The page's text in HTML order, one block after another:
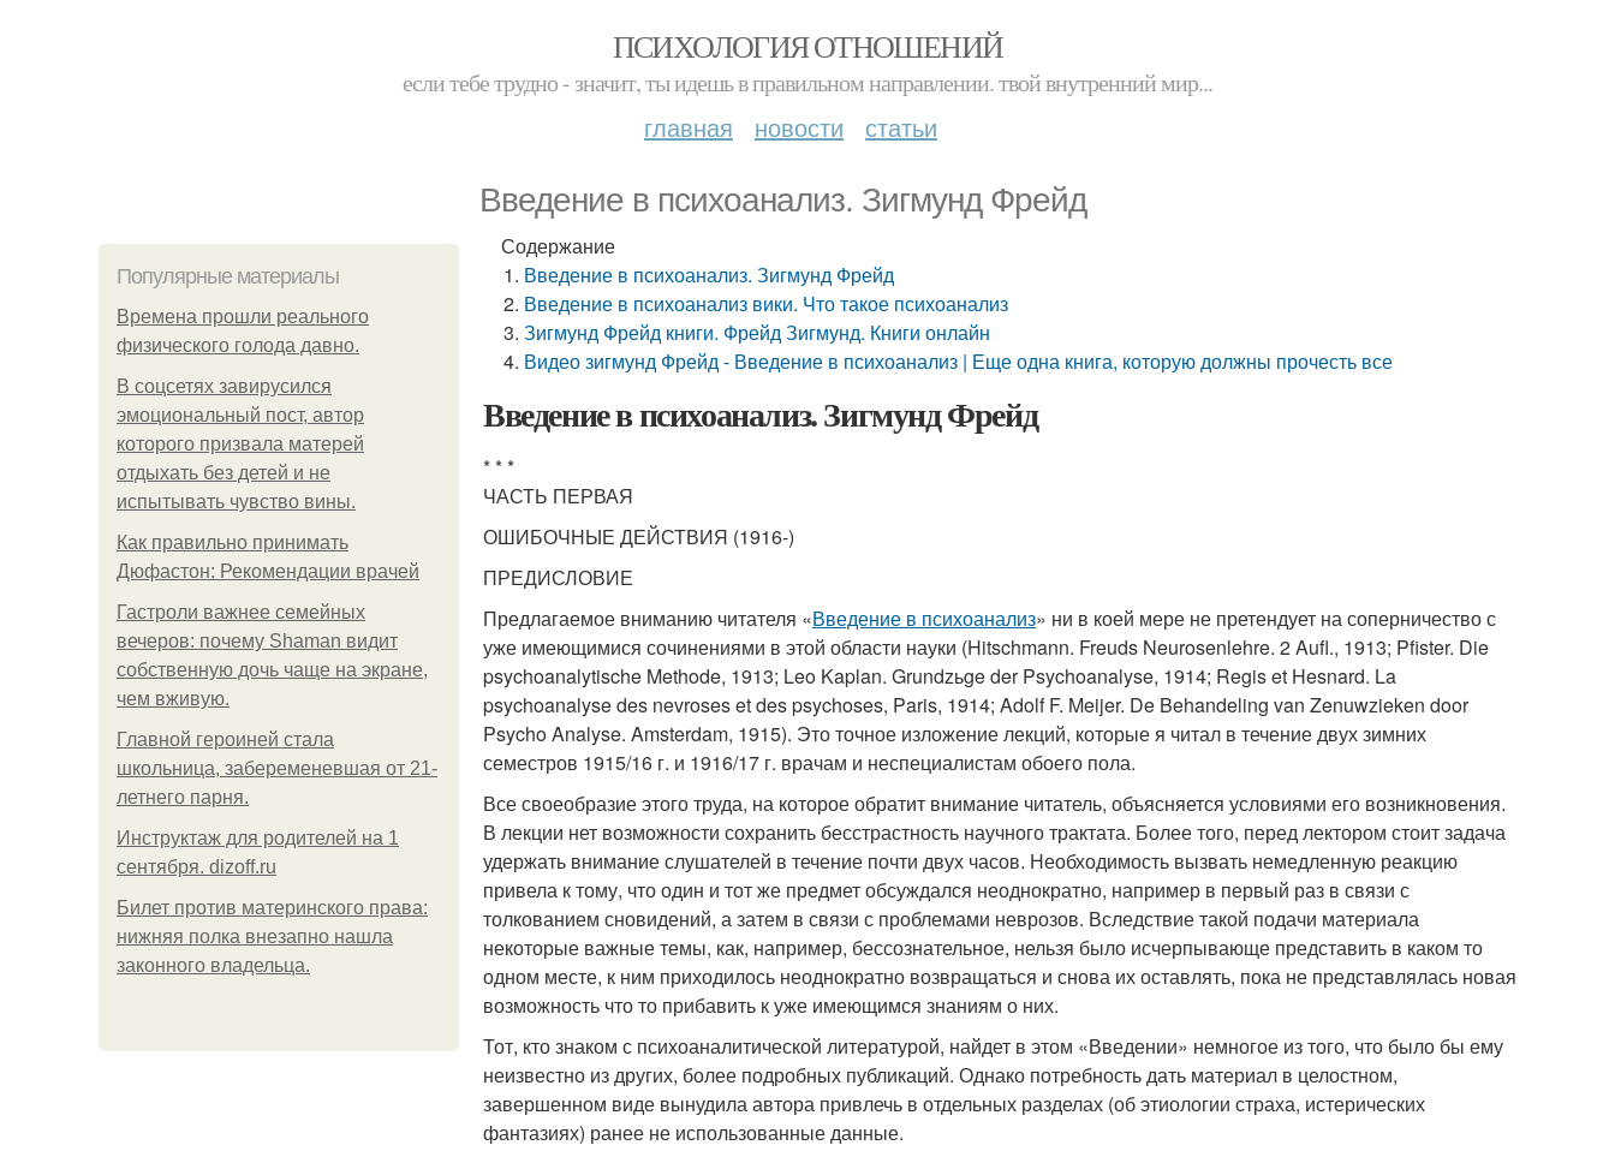
ПСИХОЛОГИЯ ОТНОШЕНИЙ
если тебе трудно - значит, ты идешь в правильном направлении. твой внутренний мир...
главная новости статьи
Введение в психоанализ. Зигмунд Фрейд
Популярные материалы
Bpeмена прошли реального
физического голода давно.
В соцсетях завирусился
эмоциональный пост, автор
которого призвала матерей
отдыхать без детей и не
испытывать чувство вины.
Как правильно принимать
Дюфастон: Рекомендации врачей
Гастроли важнее семейных
вечеров: почему Shaman видит
собственную дочь чаще на экране,
чем вживую.
Главной героиней стала
школьница, забеременевшая от 21-
летнего парня.
Инструктаж для родителей на 1
сентября. dizoff.ru
Билет против материнского права:
нижняя полка внезапно нашла
законного владельца.
Содержание
Введение в психоанализ. Зигмунд Фрейд
Введение в психоанализ вики. Что такое психоанализ
Зигмунд Фрейд книги. Фрейд Зигмунд. Книги онлайн
Видео зигмунд Фрейд - Введение в психоанализ | Еще одна книга, которую должны прочесть все
Введение в психоанализ. Зигмунд Фрейд
* * *
ЧАСТЬ ПЕРВАЯ
ОШИБОЧНЫЕ ДЕЙСТВИЯ (1916-)
ПРЕДИСЛОВИЕ
Предлагаемое вниманию читателя «Введение в психоанализ» ни в коей мере не претендует на соперничество с
уже имеющимися сочинениями в этой области науки (Hitschmann. Freuds Neurosenlehre. 2 Aufl., 1913; Pfister. Die
psychoanalytische Methode, 1913; Leo Kaplan. Grundzьge der Psychoanalyse, 1914; Regis et Hesnard. La
psychoanalyse des nevroses et des psychoses, Paris, 1914; Adolf F. Meijer. De Behandeling van Zenuwzieken door
Psycho Analyse. Amsterdam, 1915). Это точное изложение лекций, которые я читал в течение двух зимних
семестров 1915/16 г. и 1916/17 г. врачам и неспециалистам обоего пола.
Все своеобразие этого труда, на которое обратит внимание читатель, объясняется условиями его возникновения.
В лекции нет возможности сохранить бесстрастность научного трактата. Более того, перед лектором стоит задача
удержать внимание слушателей в течение почти двух часов. Необходимость вызвать немедленную реакцию
привела к тому, что один и тот же предмет обсуждался неоднократно, например в первый раз в связи с
толкованием сновидений, а затем в связи с проблемами неврозов. Вследствие такой подачи материала
некоторые важные темы, как, например, бессознательное, нельзя было исчерпывающе представить в каком то
одном месте, к ним приходилось неоднократно возвращаться и снова их оставлять, пока не представлялась новая
возможность что то прибавить к уже имеющимся знаниям о них.
Тот, кто знаком с психоаналитической литературой, найдет в этом «Введении» немногое из того, что было бы ему
неизвестно из других, более подробных публикаций. Однако потребность дать материал в целостном,
завершенном виде вынудила автора привлечь в отдельных разделах (об этиологии страха, истерических
фантазиях) ранее не использованные данные.